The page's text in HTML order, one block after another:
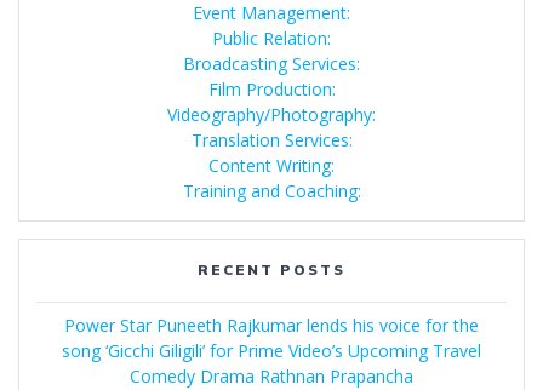
Event Management:
Public Relation:
Broadcasting Services:
Film Production:
Videography/Photography:
Translation Services:
Content Writing:
Training and Coaching:
RECENT POSTS
Power Star Puneeth Rajkumar lends his voice for the
song ‘Gicchi Giligili’ for Prime Video’s Upcoming Travel
Comedy Drama Rathnan Prapancha